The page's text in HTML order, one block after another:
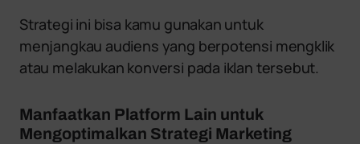
Strategi ini bisa kamu gunakan untuk
menjangkau audiens yang berpotensi mengklik
atau melakukan konversi pada iklan tersebut.
Manfaatkan Platform Lain untuk
Mengoptimalkan Strategi Marketing